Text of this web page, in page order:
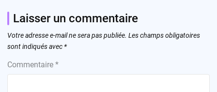
Laisser un commentaire
Votre adresse e-mail ne sera pas publiée. Les champs obligatoires
sont indiqués avec *
Commentaire *